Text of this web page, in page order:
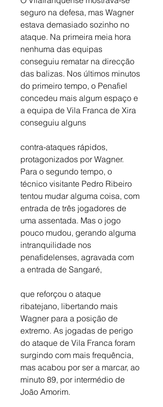
seguro na defesa, mas Wagner
estava demasiado sozinho no
ataque. Na primeira meia hora
nenhuma das equipas
conseguiu rematar na direcção
das balizas. Nos últimos minutos
do primeiro tempo, o Penafiel
concedeu mais algum espaço e
a equipa de Vila Franca de Xira
conseguiu alguns
contra-ataques rápidos,
protagonizados por Wagner.
Para o segundo tempo, o
técnico visitante Pedro Ribeiro
tentou mudar alguma coisa, com
entrada de três jogadores de
uma assentada. Mas o jogo
pouco mudou, gerando alguma
intranquilidade nos
penafidelenses, agravada com
a entrada de Sangaré,
que reforçou o ataque
ribatejano, libertando mais
Wagner para a posição de
extremo. As jogadas de perigo
do ataque de Vila Franca foram
surgindo com mais frequência,
mas acabou por ser a marcar, ao
minuto 89, por intermédio de
João Amorim.